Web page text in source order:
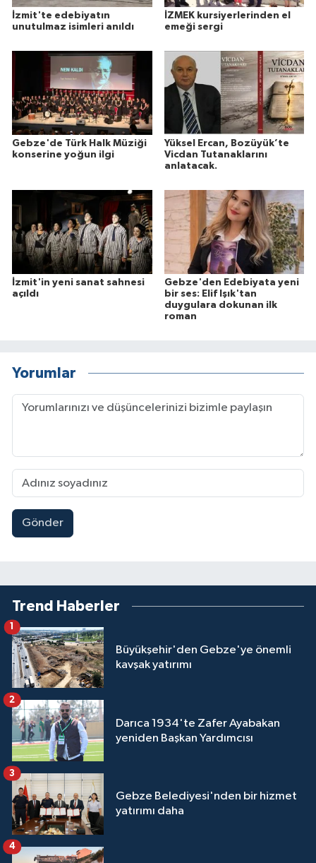
İzmit'te edebiyatın
unutulmaz isimleri anıldı
İZMEK kursiyerlerinden el
emeği sergi
Gebze'de Türk Halk Müziği
konserine yoğun ilgi
Yüksel Ercan, Bozüyük’te
Vicdan Tutanaklarını
anlatacak.
İzmit'in yeni sanat sahnesi
açıldı
Gebze'den Edebiyata yeni
bir ses: Elif Işık'tan
duygulara dokunan ilk
roman
Yorumlar
Gönder
Trend Haberler
Büyükşehir'den Gebze'ye önemli
kavşak yatırımı
1
Darıca 1934'te Zafer Ayabakan
yeniden Başkan Yardımcısı
2
Gebze Belediyesi'nden bir hizmet
yatırımı daha
3
4